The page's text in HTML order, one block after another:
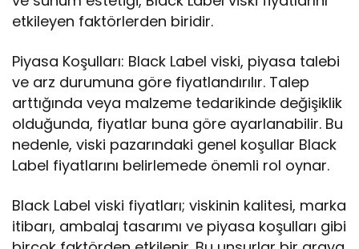
etkileyen faktörlerden biridir.
Piyasa Koşulları: Black Label viski, piyasa talebi
ve arz durumuna göre fiyatlandırılır. Talep
arttığında veya malzeme tedarikinde değişiklik
olduğunda, fiyatlar buna göre ayarlanabilir. Bu
nedenle, viski pazarındaki genel koşullar Black
Label fiyatlarını belirlemede önemli rol oynar.
Black Label viski fiyatları; viskinin kalitesi, marka
itibarı, ambalaj tasarımı ve piyasa koşulları gibi